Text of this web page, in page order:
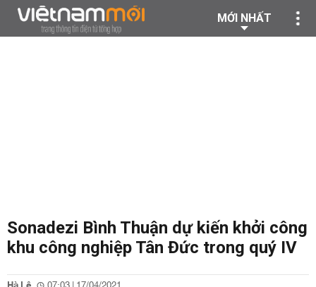
MỚI NHẤT
Sonadezi Bình Thuận dự kiến khởi công
khu công nghiệp Tân Đức trong quý IV